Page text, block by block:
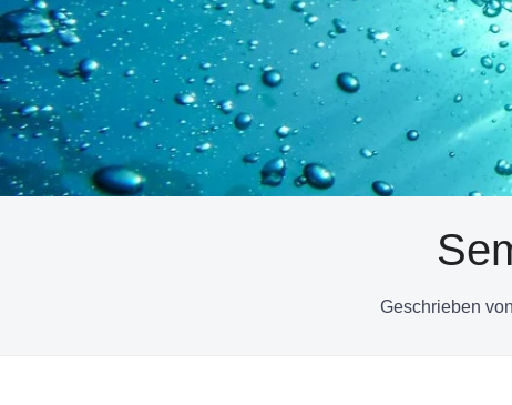
Geschrieben von